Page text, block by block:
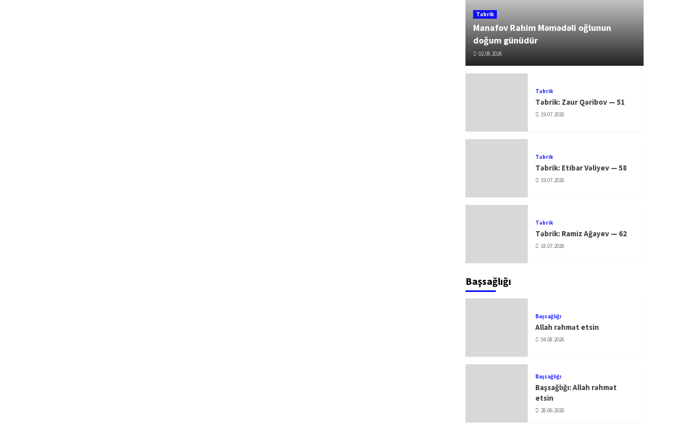
Təbrik
Manafov Rahim Məmədəli oğlunun
doğum günüdür
02.08.2026
Təbrik
Təbrik: Zaur Qəribov — 51
19.07.2026
Təbrik
Təbrik: Etibar Vəliyev — 58
19.07.2026
Təbrik
Təbrik: Ramiz Ağayev — 62
18.07.2026
Başsağlığı
Başsağlığı
Allah rəhmət etsin
04.08.2026
Başsağlığı
Başsağlığı: Allah rəhmət
etsin
28.06.2026